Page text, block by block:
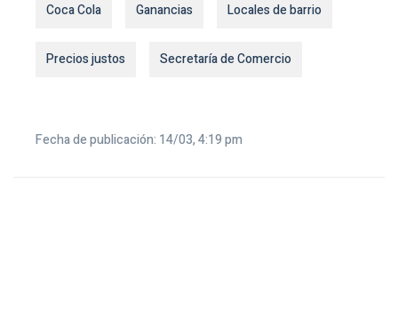
Coca Cola Ganancias Locales de barrio
Precios justos Secretaría de Comercio
Fecha de publicación: 14/03, 4:19 pm